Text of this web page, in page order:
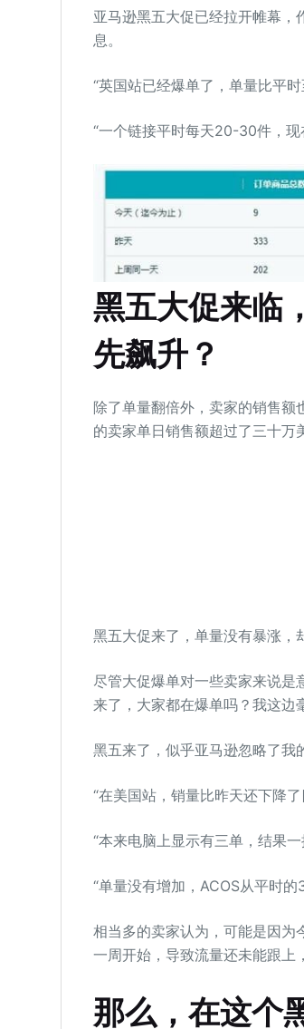
亚马逊黑五大促已经拉开帷幕
息。
“英国站已经爆单了，单量比平
“一个链接平时每天20-30件，
黑五大促来临
先飙升？
除了单量翻倍外，卖家的销售
的卖家单日销售额超过了三十万
黑五大促来了，单量没有暴涨，
尽管大促爆单对一些卖家来说是
来了，大家都在爆单吗？我这
黑五来了，似乎亚马逊忽略了我
“在美国站，销量比昨天还下降
“本来电脑上显示有三单，结果
“单量没有增加，ACOS从平时
相当多的卖家认为，可能是因为
一周开始，导致流量还未能跟上
那么，在这个